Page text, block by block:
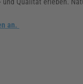
an.